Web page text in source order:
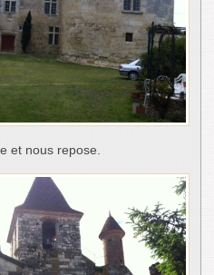
et nous repose.